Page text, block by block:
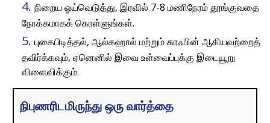
நிறைய ஓய்வெடுத்து, இரவில் 7-8 மணிநேரம் தூங்குவதை
நோக்கமாகக் கொள்ளுங்கள்.
புகைபிடித்தல், ஆல்கஹால் மற்றும் காஃபின் ஆகியவற்றைத்
தவிர்க்கவும், ஏனெனில் இவை உள்வைப்புக்கு இடையூறு
விளைவிக்கும்.
நிபுணரிடமிருந்து ஒரு வார்த்தை